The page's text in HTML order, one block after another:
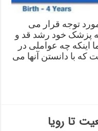
توجه قرار می
پزشک خود رشد قد و
اینکه چه عواملی در
که با دانستن آنها می
تا رویا